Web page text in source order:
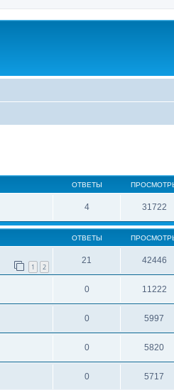
ОТВЕТЫ
4 31722
ОТВЕТЫ
1 2
21 42446
0 11222
0 5997
0 5820
0 5717